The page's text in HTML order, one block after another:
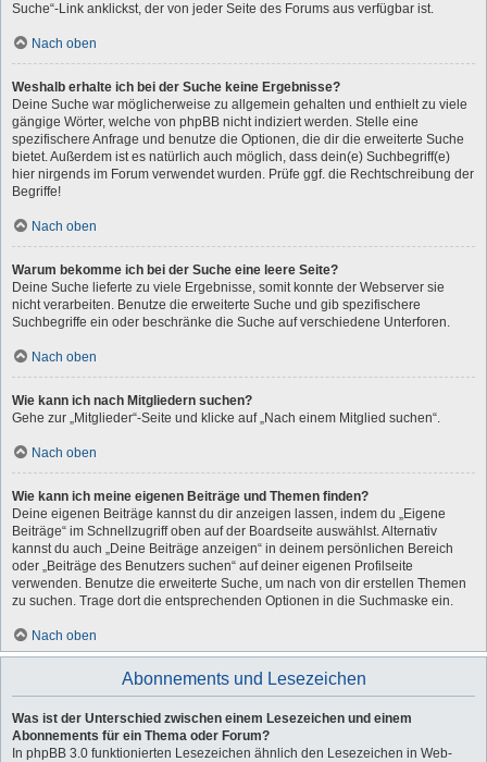
Suche“-Link anklickst, der von jeder Seite des Forums aus verfügbar ist.
Nach oben
Weshalb erhalte ich bei der Suche keine Ergebnisse?
Deine Suche war möglicherweise zu allgemein gehalten und enthielt zu viele
gängige Wörter, welche von phpBB nicht indiziert werden. Stelle eine
spezifischere Anfrage und benutze die Optionen, die dir die erweiterte Suche
bietet. Außerdem ist es natürlich auch möglich, dass dein(e) Suchbegriff(e)
hier nirgends im Forum verwendet wurden. Prüfe ggf. die Rechtschreibung der
Begriffe!
Nach oben
Warum bekomme ich bei der Suche eine leere Seite?
Deine Suche lieferte zu viele Ergebnisse, somit konnte der Webserver sie
nicht verarbeiten. Benutze die erweiterte Suche und gib spezifischere
Suchbegriffe ein oder beschränke die Suche auf verschiedene Unterforen.
Nach oben
Wie kann ich nach Mitgliedern suchen?
Gehe zur „Mitglieder“-Seite und klicke auf „Nach einem Mitglied suchen“.
Nach oben
Wie kann ich meine eigenen Beiträge und Themen finden?
Deine eigenen Beiträge kannst du dir anzeigen lassen, indem du „Eigene
Beiträge“ im Schnellzugriff oben auf der Boardseite auswählst. Alternativ
kannst du auch „Deine Beiträge anzeigen“ in deinem persönlichen Bereich
oder „Beiträge des Benutzers suchen“ auf deiner eigenen Profilseite
verwenden. Benutze die erweiterte Suche, um nach von dir erstellen Themen
zu suchen. Trage dort die entsprechenden Optionen in die Suchmaske ein.
Nach oben
Abonnements und Lesezeichen
Was ist der Unterschied zwischen einem Lesezeichen und einem
Abonnements für ein Thema oder Forum?
In phpBB 3.0 funktionierten Lesezeichen ähnlich den Lesezeichen in Web-